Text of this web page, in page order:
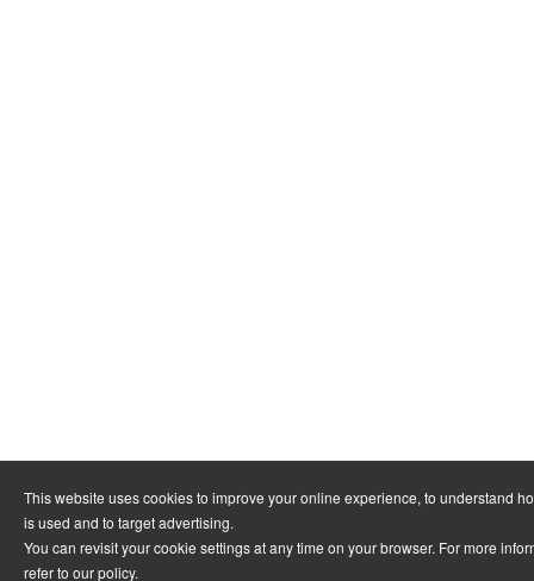
This website uses cookies to improve your online experience, to understand
is used and to target advertising.
You can revisit your cookie settings at any time on your browser. For more
refer to our policy.